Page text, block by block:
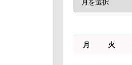
月 火